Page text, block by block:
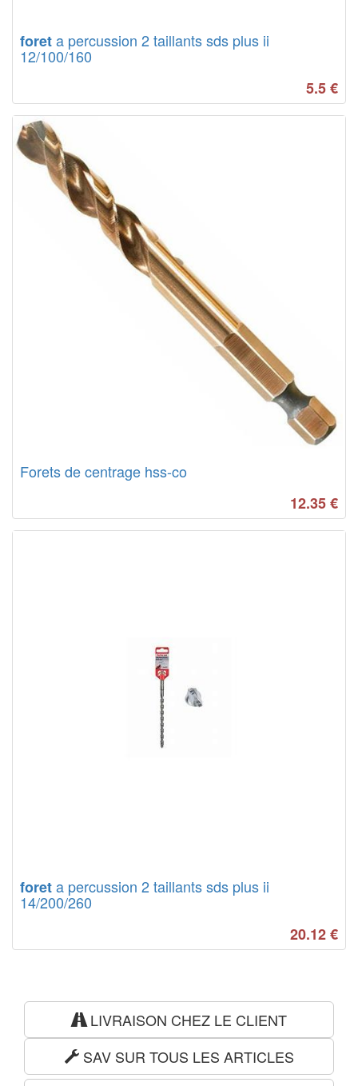
foreta percussion 2 taillants sds plus ii
12/100/160
5.5€
Forets de centrage hss-co
12.35€
foreta percussion 2 taillants sds plus ii
14/200/260
20.12€
LIVRAISON CHEZ LE CLIENT
SAV SUR TOUS LES ARTICLES